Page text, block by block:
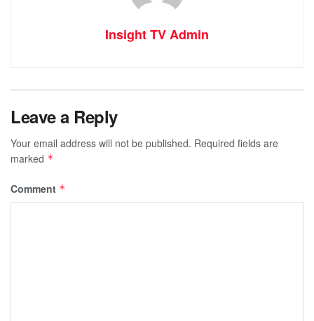
Insight TV Admin
Leave a Reply
Your email address will not be published. Required fields are
marked *
Comment *